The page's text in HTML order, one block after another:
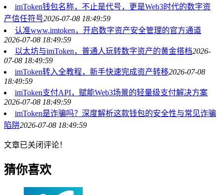
imToken钱包名称，不止是代号，更是Web3时代的数字资
产信任符号2026-07-08 18:49:59
认准www.imtoken，开启数字资产安全管理的官方通道
2026-07-08 18:49:59
以太坊与imToken，普通人玩转数字资产的黄金搭档2026-
07-08 18:49:59
imToken转入全教程，新手快速完成资产转移2026-07-08
18:49:59
imToken支付API，赋能Web3场景的轻量级支付解决方案
2026-07-08 18:49:59
imToken是诈骗吗？深度解析这款钱包的安全性与常见诈骗
陷阱2026-07-08 18:49:59
文章已关闭评论！
猜你喜欢